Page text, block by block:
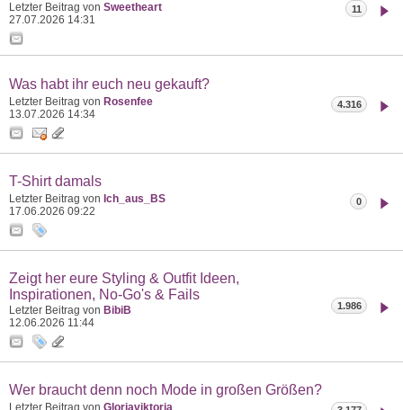
Letzter Beitrag von Sweetheart
27.07.2026 14:31
11
Was habt ihr euch neu gekauft?
Letzter Beitrag von Rosenfee
13.07.2026 14:34
4.316
T-Shirt damals
Letzter Beitrag von Ich_aus_BS
17.06.2026 09:22
0
Zeigt her eure Styling & Outfit Ideen,
Inspirationen, No-Go's & Fails
Letzter Beitrag von BibiB
12.06.2026 11:44
1.986
Wer braucht denn noch Mode in großen Größen?
Letzter Beitrag von Gloriaviktoria